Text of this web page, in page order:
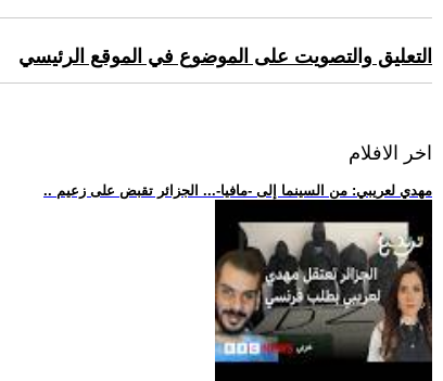
التعليق والتصويت على الموضوع في الموقع الرئيسي
اخر الافلام
.. مهدي لعريبي: من السينما إلى -مافيا-... الجزائر تقبض على زعيم